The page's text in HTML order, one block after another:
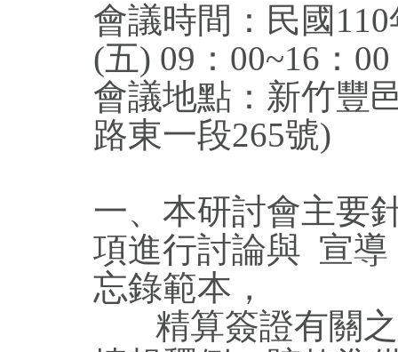
會議時間：民國
(五) 09：00~16：00
會議地點：新竹豐
路東一段265號)
一、本研討會主要
項進行討論與 宣導
忘錄範本，
精算簽證有關之